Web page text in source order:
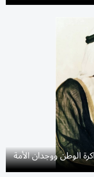
الوطن ووجدان الأمة